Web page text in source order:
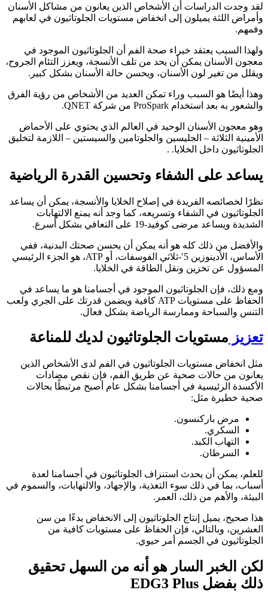
لقد وجدت الدراسات أن الأشخاص الذين يعانون من مشاكل الأسنان
وأمراض اللثة يميلون إلى انخفاض مستويات الجلوتاثيون في لعابهم
وفمهم.
ولهذا السبب يعتقد خبراء صحة الفم أن الجلوتاثيون الموجود في
معجون الأسنان يمكن أن يحد من تلف الأنسجة، ويعزز التئام الجروح،
ويقلل من تغير لون الأسنان، ويحسن حالة الأسنان بشكل كبير.
وهذا أيضًا هو السبب وراء تمكن العديد من الأشخاص من رؤية الفرق
والشعور به بعد استخدام ProSpark من شركة QNET.
وهو معجون الأسنان الوحيد في العالم الذي يحتوي على الأحماض
الأمينية الثلاثة – الجليسين والجلوتامين والسيستين – اللازمة لتخليق
الجلوتاثيون داخل الخلايا. .
يساعد على الشفاء وتحسين القدرة الرياضية
نظرًا لخصائصه الفريدة في إصلاح الخلايا والأنسجة، يمكن أن يساعد
الجلوتاثيون في الشفاء وتسريعه، كما وجد أنه يمنع الالتهابات
الشديدة ويساعد مرضى كوفيد-19 على التعافي بشكل أسرع.
والأفضل من ذلك كله هو أنه يمكن أن يحسن صحتك البدنية، ففي
الأساس، الأدينوزين 5′-ثلاثي الفوسفات، أو ATP، هو الجزء الرئيسي
المسؤول عن تخزين ونقل الطاقة في الخلايا.
ومع ذلك، فإن الجلوتاثيون الموجود في أجسامنا هو ما يساعد في
الحفاظ على مستويات ATP كافية ويضمن قدرتك على الجري ولعب
التنس والسباحة وممارسة الرياضة بشكل فعال.
تعزيز مستويات الجلوتاثيون لديك للمناعة
مثل انخفاض مستويات الجلوتاثيون في الفم لدى الأشخاص الذين
يعانون من حالات صحية عن طريق الفم، فإن نقص مضادات
الأكسدة الرئيسية في أجسامنا بشكل عام أصبح مرتبطًا بحالات
صحية خطيرة مثل:
مرض باركنسون.
السكري.
التهاب الكبد.
السرطان.
للعلم، يمكن أن يحدث استنزاف الجلوتاثيون في أجسامنا لعدة
أسباب، بما في ذلك سوء التغذية، والإجهاد، والالتهابات، والسموم في
البيئة، والأهم من ذلك، العمر.
هذا صحيح، يميل إنتاج الجلوتاثيون إلى الانخفاض بدءًا من سن
العشرين، وبالتالي، فإن الحفاظ على مستويات كافية من
الجلوتاثيون في الجسم أمر حيوي.
لكن الخبر السار هو أنه من السهل تحقيق
ذلك بفضل EDG3 Plus